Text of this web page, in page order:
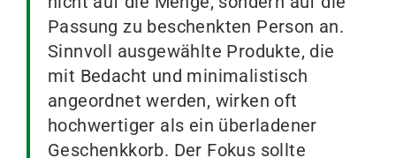
Passung zu beschenkten Person an.
Sinnvoll ausgewählte Produkte, die
mit Bedacht und minimalistisch
angeordnet werden, wirken oft
hochwertiger als ein überladener
Geschenkkorb. Der Fokus sollte